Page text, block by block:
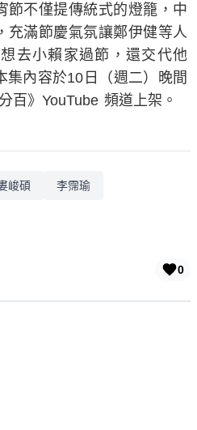
節不僅提傳統式的燈籠，中
充滿節慶氣氛讓鄭伊健等人
去小賴家過節，還交代他
集內容於10日（週二）晚間
百》YouTube 頻道上架。
峻碩 李霈瑜
0